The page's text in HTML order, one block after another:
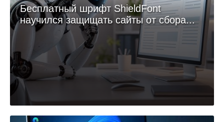
Бесплатный шрифт ShieldFont
научился защищать сайты от сбора...